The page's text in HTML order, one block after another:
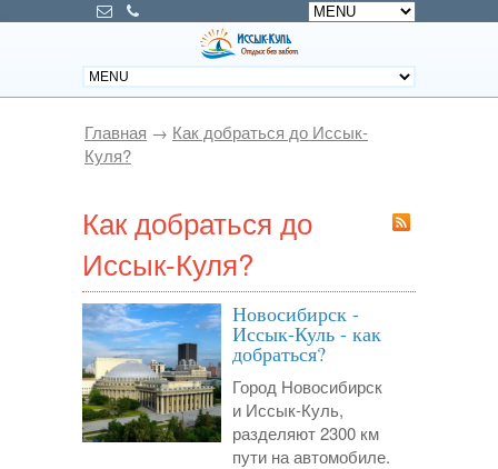
Главная → Как добраться до Иссык-
Куля?
Как добраться до
Иссык-Куля?
Новосибирск -
Иссык-Куль - как
добраться?
Город Новосибирск
и Иссык-Куль,
разделяют 2300 км
пути на автомобиле.